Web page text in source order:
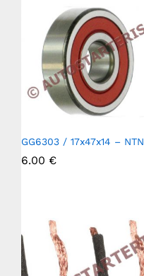
GG6303 / 17x47x14 – NTN
6.00 €